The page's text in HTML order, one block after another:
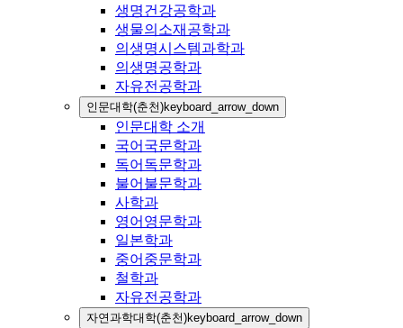
생명건강공학과
생물의소재공학과
의생명시스템과학과
의생명공학과
자유전공학과
인문대학(춘천)keyboard_arrow_down
인문대학 소개
국어국문학과
독어독문학과
불어불문학과
사학과
영어영문학과
일본학과
중어중문학과
철학과
자유전공학과
자연과학대학(춘천)keyboard_arrow_down